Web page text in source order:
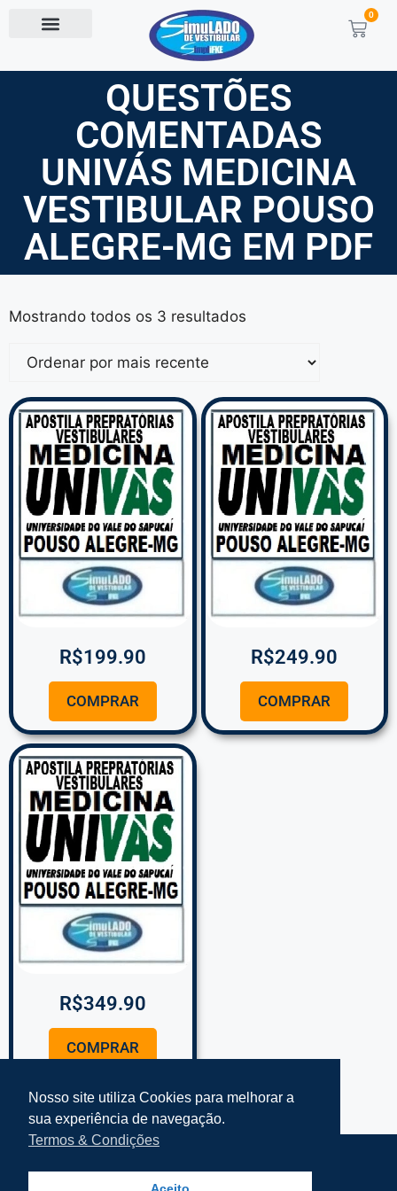
0
QUESTÕES
COMENTADAS
UNIVÁS MEDICINA
VESTIBULAR POUSO
ALEGRE-MG EM PDF
Mostrando todos os 3 resultados
R$199.90
COMPRAR
R$249.90
COMPRAR
R$349.90
COMPRAR
Nosso site utiliza Cookies para melhorar a
sua experiência de navegação.
Termos & Condições